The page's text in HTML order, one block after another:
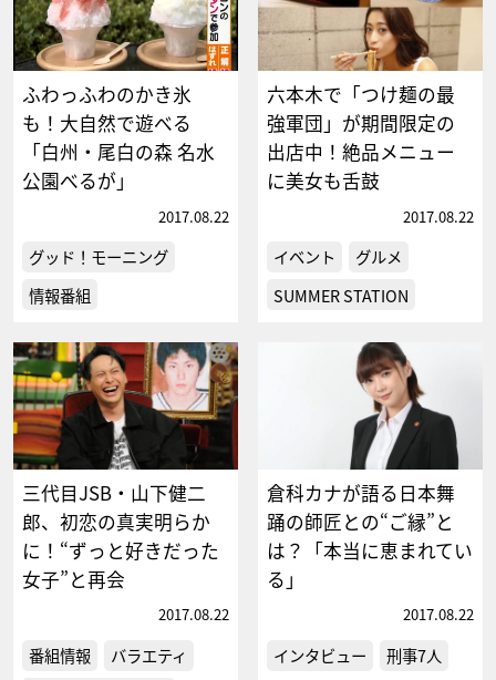
ふわっふわのかき氷
も！大自然で遊べる
「白州・尾白の森 名水
公園べるが」
2017.08.22
グッド！モーニング
情報番組
六本木で「つけ麺の最
強軍団」が期間限定の
出店中！絶品メニュー
に美女も舌鼓
2017.08.22
イベント
グルメ
SUMMER STATION
三代目JSB・山下健二
郎、初恋の真実明らか
に！“ずっと好きだった
女子”と再会
2017.08.22
番組情報
バラエティ
倉科カナが語る日本舞
踊の師匠との“ご縁”と
は？「本当に恵まれてい
る」
2017.08.22
インタビュー 刑事7人